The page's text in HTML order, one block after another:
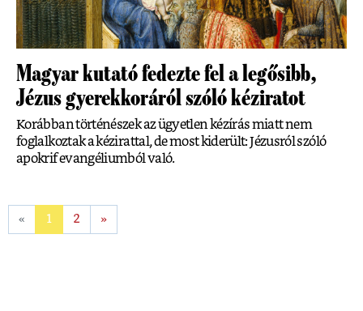
Magyar kutató fedezte fel a legősibb,
Jézus gyerekkoráról szóló kéziratot
Korábban történészek az ügyetlen kézírás miatt nem
foglalkoztak a kézirattal, de most kiderült: Jézusról szóló
apokrif evangéliumból való.
« 1 2 »